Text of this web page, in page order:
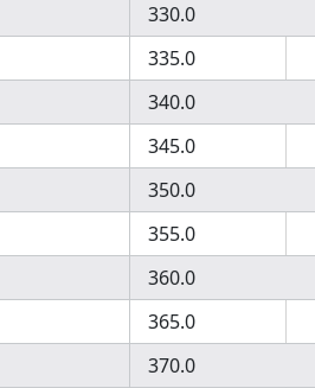
330.0
335.0
340.0
345.0
350.0
355.0
360.0
365.0
370.0